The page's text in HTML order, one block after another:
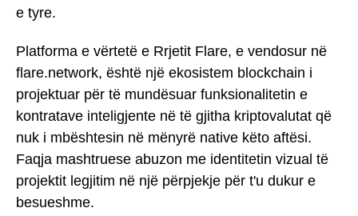
e tyre.
Platforma e vërtetë e Rrjetit Flare, e vendosur në
flare.network, është një ekosistem blockchain i
projektuar për të mundësuar funksionalitetin e
kontratave inteligjente në të gjitha kriptovalutat që
nuk i mbështesin në mënyrë native këto aftësi.
Faqja mashtruese abuzon me identitetin vizual të
projektit legjitim në një përpjekje për t'u dukur e
besueshme.